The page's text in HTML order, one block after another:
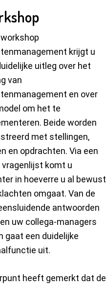
krijgt u
uitleg over het
van
en over
om het te
Beide worden
met stellingen,
en opdrachten. Via een
vragenlijst komt u
in hoeverre u al bewust
omgaat. Van de
antwoorden
uw collega-managers
gaat een duidelijke
uit.
heeft gemerkt dat de